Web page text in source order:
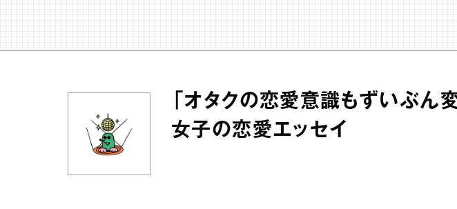
「オタクの恋愛意識もずいぶん
女子の恋愛エッセイ